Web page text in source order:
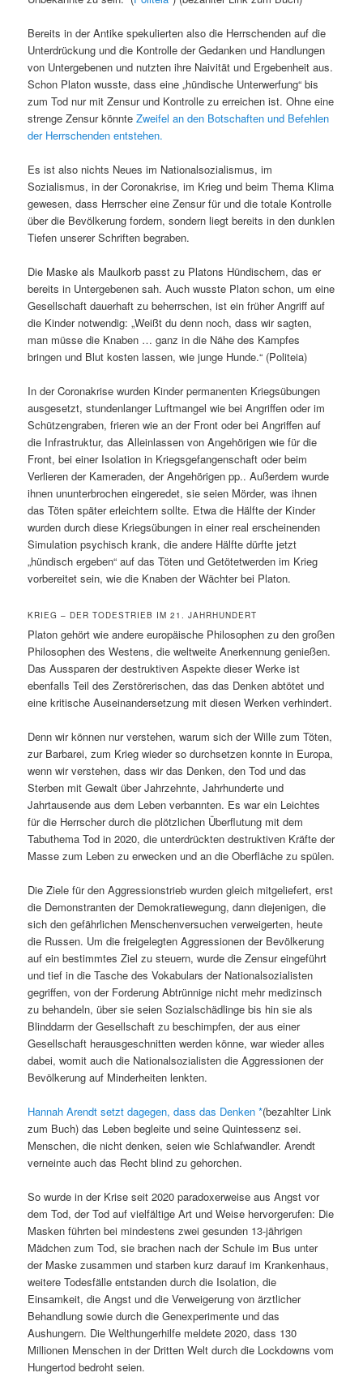
Bereits in der Antike spekulierten also die Herrschenden auf die
Unterdrückung und die Kontrolle der Gedanken und Handlungen
von Untergebenen und nutzten ihre Naivität und Ergebenheit aus.
Schon Platon wusste, dass eine „hündische Unterwerfung“ bis
zum Tod nur mit Zensur und Kontrolle zu erreichen ist. Ohne eine
strenge Zensur könnteZweifel an den Botschaften und Befehlen
der Herrschenden entstehen.
Es ist also nichts Neues im Nationalsozialismus, im
Sozialismus, in der Coronakrise, im Krieg und beim Thema Klima
gewesen, dass Herrscher eine Zensur für und die totale Kontrolle
über die Bevölkerung fordern, sondern liegt bereits in den dunklen
Tiefen unserer Schriften begraben.
Die Maske als Maulkorb passt zu Platons Hündischem, das er
bereits in Untergebenen sah. Auch wusste Platon schon, um eine
Gesellschaft dauerhaft zu beherrschen, ist ein früher Angriff auf
die Kinder notwendig: „Weißt du denn noch, dass wir sagten,
man müsse die Knaben … ganz in die Nähe des Kampfes
bringen und Blut kosten lassen, wie junge Hunde.“ (Politeia)
In der Coronakrise wurden Kinder permanenten Kriegsübungen
ausgesetzt, stundenlanger Luftmangel wie bei Angriffen oder im
Schützengraben, frieren wie an der Front oder bei Angriffen auf
die Infrastruktur, das Alleinlassen von Angehörigen wie für die
Front, bei einer Isolation in Kriegsgefangenschaft oder beim
Verlieren der Kameraden, der Angehörigen pp.. Außerdem wurde
ihnen ununterbrochen eingeredet, sie seien Mörder, was ihnen
das Töten später erleichtern sollte. Etwa die Hälfte der Kinder
wurden durch diese Kriegsübungen in einer real erscheinenden
Simulation psychisch krank, die andere Hälfte dürfte jetzt
„hündisch ergeben“ auf das Töten und Getötetwerden im Krieg
vorbereitet sein, wie die Knaben der Wächter bei Platon.
KRIEG – DER TODESTRIEB IM 21. JAHRHUNDERT
Platon gehört wie andere europäische Philosophen zu den großen
Philosophen des Westens, die weltweite Anerkennung genießen.
Das Aussparen der destruktiven Aspekte dieser Werke ist
ebenfalls Teil des Zerstörerischen, das das Denken abtötet und
eine kritische Auseinandersetzung mit diesen Werken verhindert.
Denn wir können nur verstehen, warum sich der Wille zum Töten,
zur Barbarei, zum Krieg wieder so durchsetzen konnte in Europa,
wenn wir verstehen, dass wir das Denken, den Tod und das
Sterben mit Gewalt über Jahrzehnte, Jahrhunderte und
Jahrtausende aus dem Leben verbannten. Es war ein Leichtes
für die Herrscher durch die plötzlichen Überflutung mit dem
Tabuthema Tod in 2020, die unterdrückten destruktiven Kräfte der
Masse zum Leben zu erwecken und an die Oberfläche zu spülen.
Die Ziele für den Aggressionstrieb wurden gleich mitgeliefert, erst
die Demonstranten der Demokratiewegung, dann diejenigen, die
sich den gefährlichen Menschenversuchen verweigerten, heute
die Russen. Um die freigelegten Aggressionen der Bevölkerung
auf ein bestimmtes Ziel zu steuern, wurde die Zensur eingeführt
und tief in die Tasche des Vokabulars der Nationalsozialisten
gegriffen, von der Forderung Abtrünnige nicht mehr medizinsch
zu behandeln, über sie seien Sozialschädlinge bis hin sie als
Blinddarm der Gesellschaft zu beschimpfen, der aus einer
Gesellschaft herausgeschnitten werden könne, war wieder alles
dabei, womit auch die Nationalsozialisten die Aggressionen der
Bevölkerung auf Minderheiten lenkten.
Hannah Arendt setzt dagegen, dass das Denken (bezahlter Link
zum Buch) das Leben begleite und seine Quintessenz sei.
Menschen, die nicht denken, seien wie Schlafwandler. Arendt
verneinte auch das Recht blind zu gehorchen.
So wurde in der Krise seit 2020 paradoxerweise aus Angst vor
dem Tod, der Tod auf vielfältige Art und Weise hervorgerufen: Die
Masken führten bei mindestens zwei gesunden 13-jährigen
Mädchen zum Tod, sie brachen nach der Schule im Bus unter
der Maske zusammen und starben kurz darauf im Krankenhaus,
weitere Todesfälle entstanden durch die Isolation, die
Einsamkeit, die Angst und die Verweigerung von ärztlicher
Behandlung sowie durch die Genexperimente und das
Aushungern. Die Welthungerhilfe meldete 2020, dass 130
Millionen Menschen in der Dritten Welt durch die Lockdowns vom
Hungertod bedroht seien.